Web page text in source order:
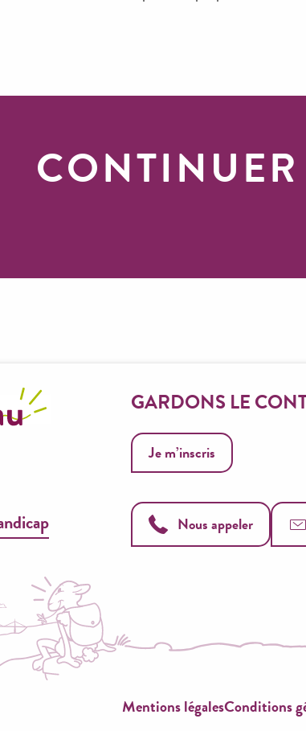
GARDONS LE
Je m’inscris
Nous appeler
Mentions légalesConditions